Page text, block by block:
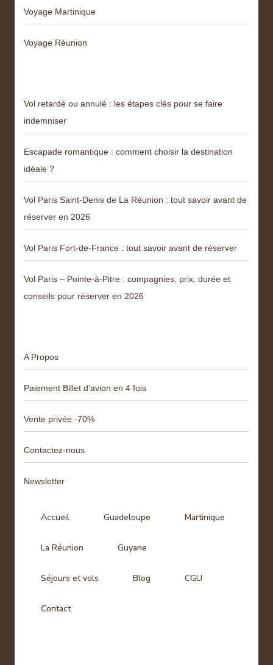
Voyage Martinique
Voyage Réunion
Vol retardé ou annulé : les étapes clés pour se faire
indemniser
Escapade romantique : comment choisir la destination
idéale ?
Vol Paris Saint-Denis de La Réunion : tout savoir avant de
réserver en 2026
Vol Paris Fort-de-France : tout savoir avant de réserver
Vol Paris – Pointe-à-Pitre : compagnies, prix, durée et
conseils pour réserver en 2026
A Propos
Paiement Billet d’avion en 4 fois
Vente privée -70%
Contactez-nous
Newsletter
Accueil Guadeloupe Martinique
La Réunion Guyane
Séjours et vols Blog CGU
Contact